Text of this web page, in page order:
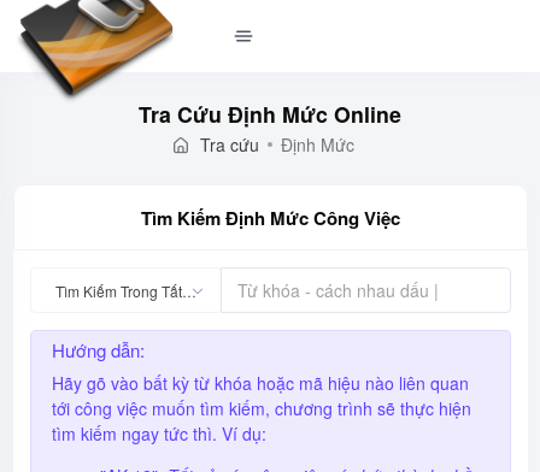
Tra Cứu Định Mức Online
Tra cứu Định Mức
Tìm Kiếm Định Mức Công Việc
Tìm Kiếm Trong Tất Cả
Hướng dẫn:
Hãy gõ vào bất kỳ từ khóa hoặc mã hiệu nào liên quan
tới công việc muốn tìm kiếm, chương trình sẽ thực hiện
tìm kiếm ngay tức thì. Ví dụ: